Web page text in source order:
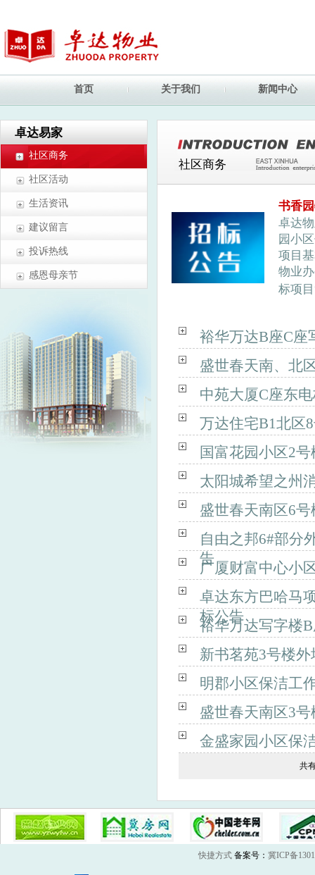
首页 关于我们 新闻中心
卓达易家
社区商务
社区活动
生活资讯
建议留言
投诉热线
感恩母亲节
社区商务
书香
卓达
园小
项目
物业
标项
裕华万达B座C座
盛世春天南、北
中苑大厦C座东
万达住宅B1北区
国富花园小区2
太阳城希望之州
盛世春天南区6
自由之邦6#部分
告
广厦财富中心小
卓达东方巴哈马
标公告
裕华万达写字楼
新书茗苑3号楼
明郡小区保洁工
盛世春天南区3
金盛家园小区保
共
快捷方式 备案号：冀ICP备